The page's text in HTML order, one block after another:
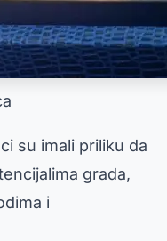
su imali priliku da
grada,
i